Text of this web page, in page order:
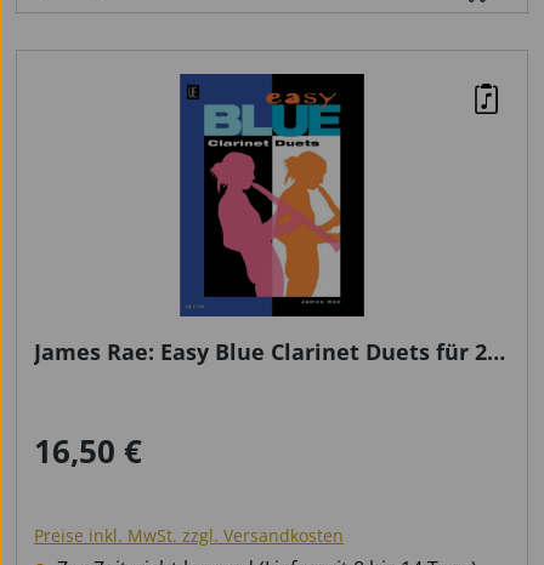
James Rae: Easy Blue Clarinet Duets für 2
Regulärer Preis:
16,50 €
Preise inkl. MwSt. zzgl. Versandkosten